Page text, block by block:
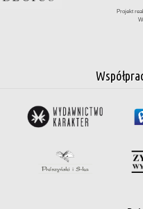
Projekt